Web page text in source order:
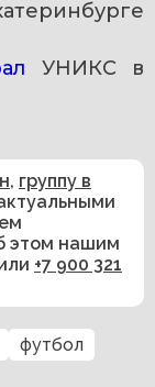
УНИКС в
, группу в
этом нашим
+7 900 321
футбол